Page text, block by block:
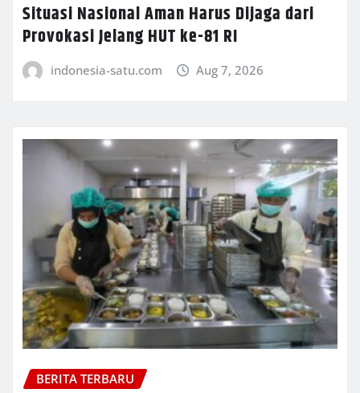
Situasi Nasional Aman Harus Dijaga dari
Provokasi Jelang HUT ke-81 RI
indonesia-satu.com Aug 7, 2026
BERITA TERBARU